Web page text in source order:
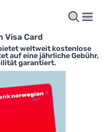
Visa Card
weltweit kostenlose
auf eine jährliche Gebühr,
garantiert.